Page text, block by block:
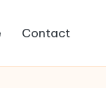
Contact